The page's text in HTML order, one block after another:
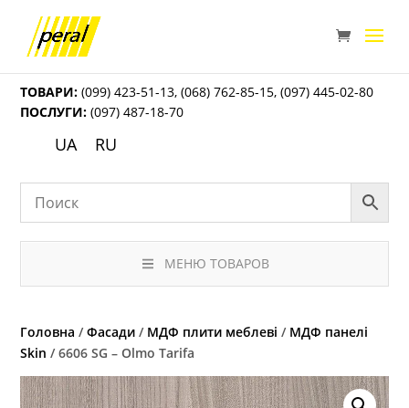
ТОВАРИ: (099) 423-51-13,(068) 762-85-15,(097) 445-02-80
ПОСЛУГИ: (097) 487-18-70
UA RU
МЕНЮ ТОВАРОВ
Головна /Фасади / МДФ плити меблеві / МДФ панелі
Skin / 6606 SG – Olmo Tarifa